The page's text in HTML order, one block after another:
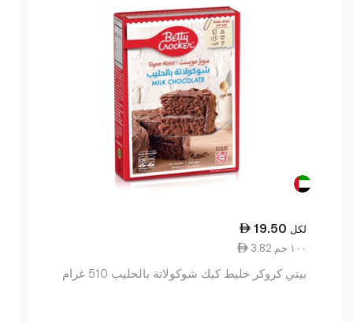
19.50 لكل
3.82 ١٠٠ جم
بيتي كروكر خليط كيك شوكولاتة بالحليب 510 غرام